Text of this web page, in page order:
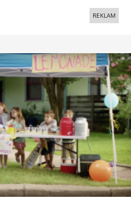
REKLAM